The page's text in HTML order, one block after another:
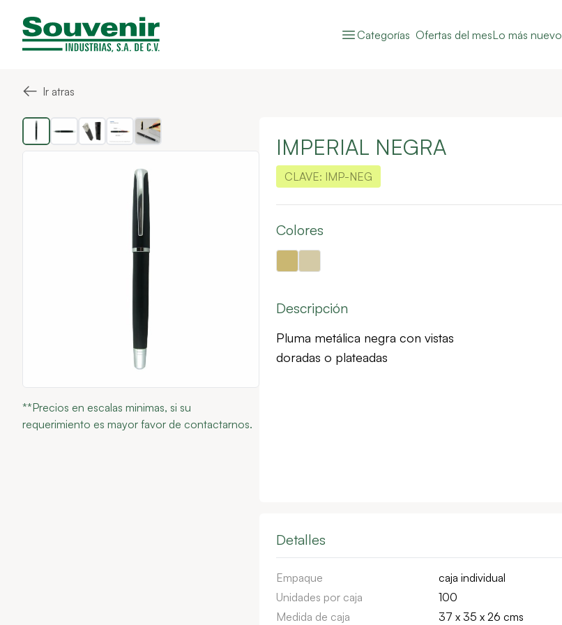
Categorías Ofertas del mesLo más nuevo
← Ir atras
**Precios en escalas minimas, si su
requerimiento es mayor favor de contactarnos.
IMPERIAL NEGRA
CLAVE: IMP-NEG
Colores
Descripción
Pluma metálica negra con vistas
doradas o plateadas
Detalles
Empaque caja individual
Unidades por caja
100
Medida de caja
37 x 35 x 26 cms